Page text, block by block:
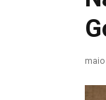
maio